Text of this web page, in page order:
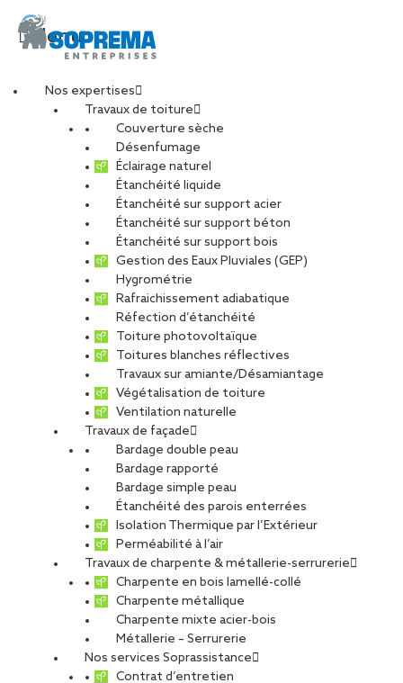
Menu
Nos expertises
Travaux de toiture
Couverture sèche
Désenfumage
Éclairage naturel
Étanchéité liquide
Étanchéité sur support acier
Étanchéité sur support béton
Étanchéité sur support bois
Gestion des Eaux Pluviales (GEP)
Hygrométrie
Rafraichissement adiabatique
Réfection d’étanchéité
Toiture photovoltaïque
Toitures blanches réflectives
Travaux sur amiante/Désamiantage
Végétalisation de toiture
Ventilation naturelle
Travaux de façade
Bardage double peau
Bardage rapporté
Bardage simple peau
Étanchéité des parois enterrées
Isolation Thermique par l’Extérieur
Perméabilité à l’air
Travaux de charpente & métallerie-serrurerie
Charpente en bois lamellé-collé
Charpente métallique
Charpente mixte acier-bois
Métallerie – Serrurerie
Nos services Soprassistance
Contrat d’entretien